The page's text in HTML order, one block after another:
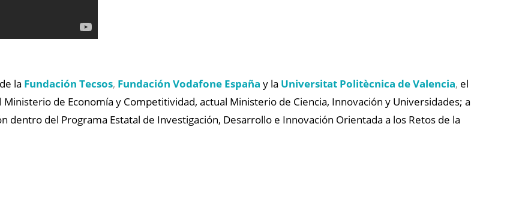
la Fundación Tecsos, Fundación Vodafone España y la Universitat Politècnica de Valencia, el
de Economía y Competitividad, actual Ministerio de Ciencia, Innovación y Universidades; a
dentro del Programa Estatal de Investigación, Desarrollo e Innovación Orientada a los Retos de la